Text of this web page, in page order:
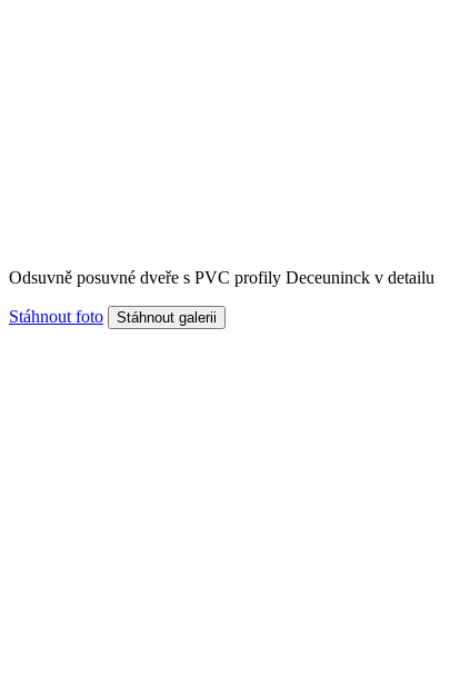
Odsuvně posuvné dveře s PVC profily Deceuninck v detailu
Stáhnout foto